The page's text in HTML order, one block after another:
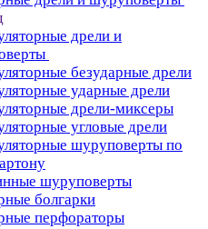
дрели и
безударные дрели
ударные дрели
дрели-миксеры
угловые дрели
шуруповерты по
шуруповерты
болгарки
перфораторы